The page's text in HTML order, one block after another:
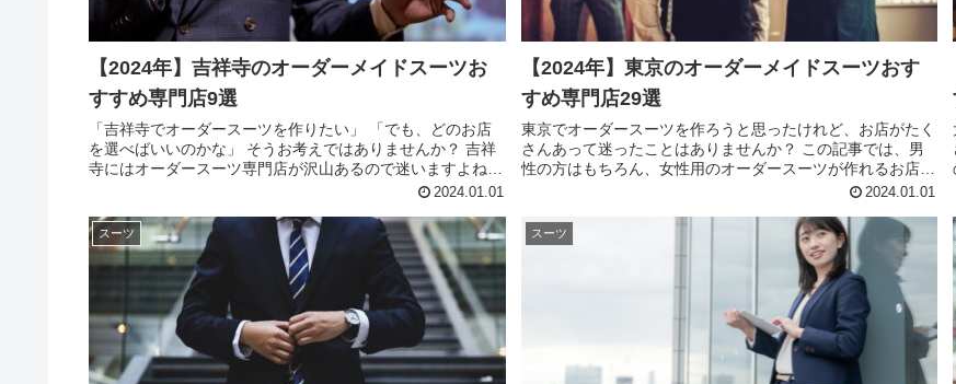
【2024年】吉祥寺のオーダーメイドスーツお
すすめ専門店9選
「吉祥寺でオーダースーツを作りたい」 「でも、どのお店
を選べばいいのかな」 そうお考えではありませんか？ 吉祥
寺にはオーダースーツ専門店が沢山あるので迷いますよね。
この記事では、アパレル歴10年の著者が、吉祥寺のおすすめ
2024.01.01
【2024年】東京のオーダーメイドスーツおす
すめ専門店29選
東京でオーダースーツを作ろうと思ったけれど、お店がたく
さんあって迷ったことはありませんか？ この記事では、男
性の方はもちろん、女性用のオーダースーツが作れるお店も
紹介していきます。 まずは東京のオーダースーツ専門店29
2024.01.01
スーツ スーツ